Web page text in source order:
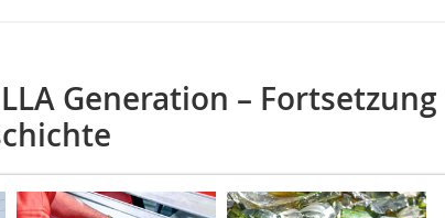
Generation – Fortsetzung